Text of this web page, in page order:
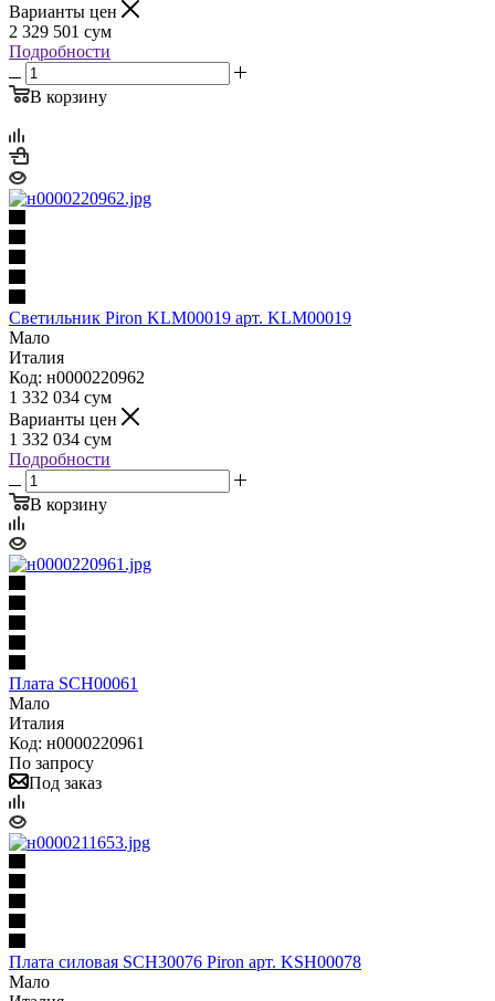
Варианты цен
2 329 501 сум
Подробности
В корзину
Светильник Piron KLM00019 арт. KLM00019
Мало
Италия
Код: н0000220962
1 332 034 сум
Варианты цен
1 332 034 сум
Подробности
В корзину
Плата SCH00061
Мало
Италия
Код: н0000220961
По запросу
Под заказ
Плата силовая SCH30076 Piron арт. KSH00078
Мало